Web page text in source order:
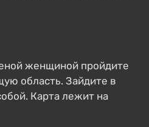
женщиной пройдите
область. Зайдите в
Карта лежит на